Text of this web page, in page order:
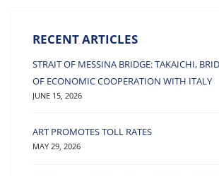
RECENT ARTICLES
STRAIT OF MESSINA BRIDGE: TAKAICHI,
OF ECONOMIC COOPERATION WITH ITALY
JUNE 15, 2026
ART PROMOTES TOLL RATES
MAY 29, 2026